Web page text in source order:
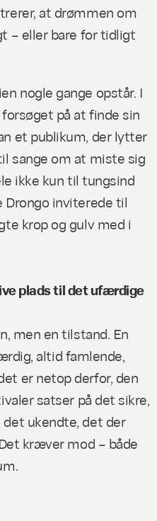
at drømmen om
– eller bare for tidligt
nogle gange opstår. I
på at finde sin
et publikum, der lytter
sange om at miste sig
ikke kun til tungsind
Drongo inviterede til
krop og gulv med i
plads til det ufærdige
men en tilstand. En
altid famlende,
er netop derfor, den
satser på det sikre,
ukendte, det der
kræver mod – både